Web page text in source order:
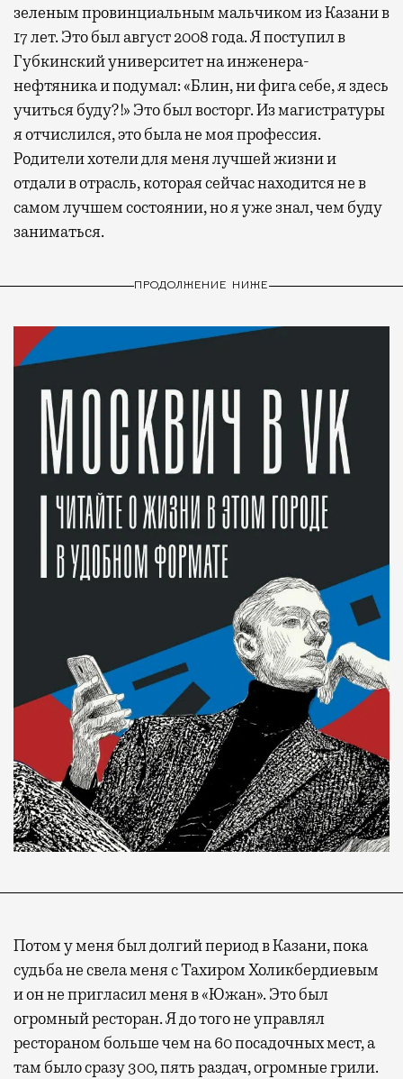
зеленым провинциальным мальчиком из Казани в
17 лет. Это был август 2008 года. Я поступил в
Губкинский университет на инженера-
нефтяника и подумал: «Блин, ни фига себе, я здесь
учиться буду?!» Это был восторг. Из магистратуры
я отчислился, это была не моя профессия.
Родители хотели для меня лучшей жизни и
отдали в отрасль, которая сейчас находится не в
самом лучшем состоянии, но я уже знал, чем буду
заниматься.
ПРОДОЛЖЕНИЕ НИЖЕ
Потом у меня был долгий период в Казани, пока
судьба не свела меня с Тахиром Холикбердиевым
и он не пригласил меня в «Южан». Это был
огромный ресторан. Я до того не управлял
рестораном больше чем на 60 посадочных мест, а
там было сразу 300, пять раздач, огромные грили.